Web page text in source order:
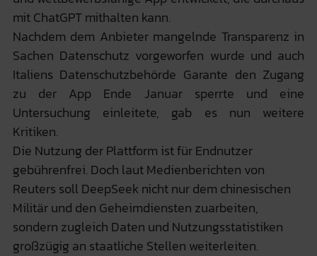
mit ChatGPT mithalten kann.
Nachdem dem Anbieter mangelnde Transparenz in
Sachen Datenschutz vorgeworfen wurde und auch
Italiens Datenschutzbehörde Garante den Zugang
zu der App Ende Januar sperrte und eine
Untersuchung einleitete, gab es nun weitere
Kritiken.
Die Nutzung der Plattform ist für Endnutzer
gebührenfrei. Doch laut Medienberichten von
Reuters soll DeepSeek nicht nur dem chinesischen
Militär und den Geheimdiensten zuarbeiten,
sondern zugleich Daten und Nutzungsstatistiken
großzügig an staatliche Stellen weiterleiten.